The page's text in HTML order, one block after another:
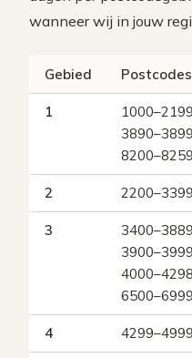
wanneer wij in jouw
Gebied Postcodes
1
8200–8259
2 2200–3399
3
6500–6999
4 4299–4999